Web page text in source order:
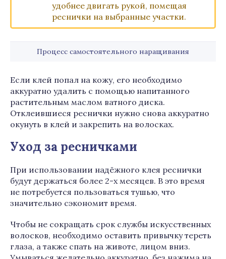
удобнее двигать рукой, помещая
реснички на выбранные участки.
Процесс самостоятельного наращивания
Если клей попал на кожу, его необходимо
аккуратно удалить с помощью напитанного
растительным маслом ватного диска.
Отклеившиеся реснички нужно снова аккуратно
окунуть в клей и закрепить на волосках.
Уход за ресничками
При использовании надёжного клея реснички
будут держаться более 2-х месяцев. В это время
не потребуется пользоваться тушью, что
значительно сэкономит время.
Чтобы не сокращать срок службы искусственных
волосков, необходимо оставить привычку тереть
глаза, а также спать на животе, лицом вниз.